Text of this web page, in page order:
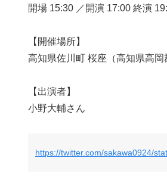
開場 15:30 ／開演 17:00 終演
【開催場所】
高知県佐川町 桜座（高知県高岡
【出演者】
小野大輔さん
https://twitter.com/sakawa0924/